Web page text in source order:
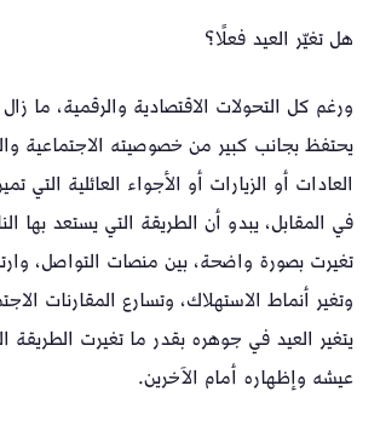
هل تغيّر العيد فعلًا؟
ورغم كل التحولات الاقتصادية والرقمية، ما زال
يحتفظ بجانب كبير من خصوصيته الاجتماعية
العادات أو الزيارات أو الأجواء العائلية التي
في المقابل، يبدو أن الطريقة التي يستعد بها
تغيرت بصورة واضحة، بين منصات التواصل،
وتغير أنماط الاستهلاك، وتسارع المقارنات
يتغير العيد في جوهره بقدر ما تغيرت الطريقة
عيشه وإظهاره أمام الآخرين.